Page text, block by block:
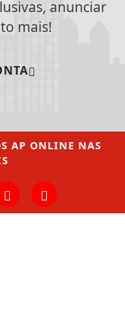
anunciar
mais!
AP ONLINE NAS